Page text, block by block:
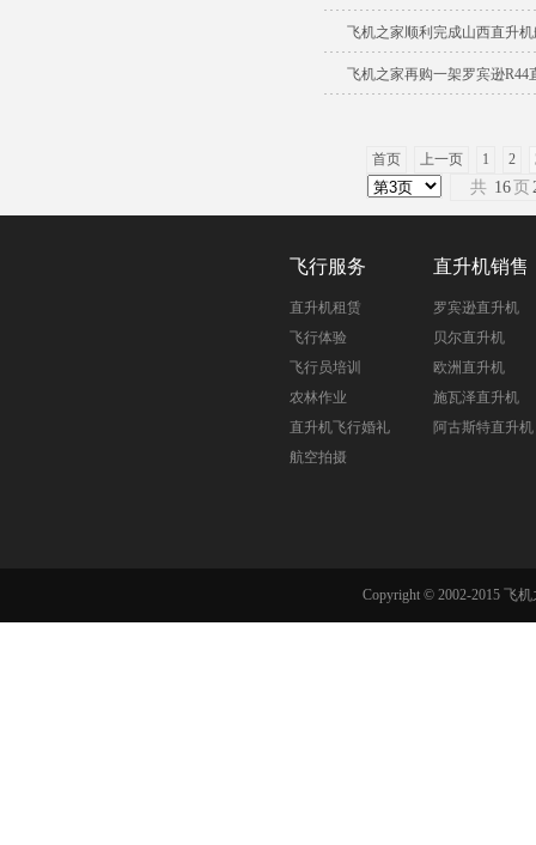
飞机之家顺利完成山西直升
飞机之家再购一架罗宾逊R44
首页 上一页 1 2
共 16 页
飞行服务
直升机租赁
飞行体验
飞行员培训
农林作业
直升机飞行婚礼
航空拍摄
直升机销售
罗宾逊直升机
贝尔直升机
欧洲直升机
施瓦泽直升机
阿古斯特直升机
Copyright © 2002-2015 飞